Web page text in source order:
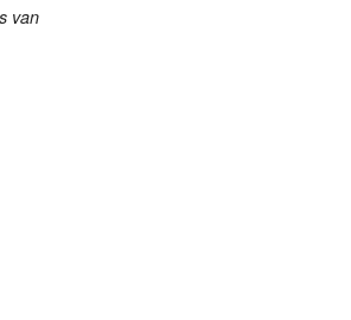
van